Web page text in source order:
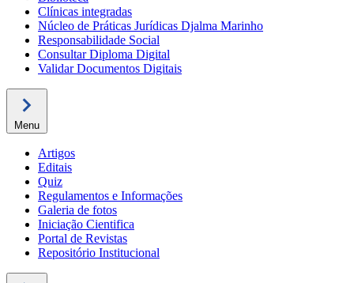
Clínicas integradas
Núcleo de Práticas Jurídicas Djalma Marinho
Responsabilidade Social
Consultar Diploma Digital
Validar Documentos Digitais
Menu
Artigos
Editais
Quiz
Regulamentos e Informações
Galeria de fotos
Iniciação Cientifica
Portal de Revistas
Repositório Institucional